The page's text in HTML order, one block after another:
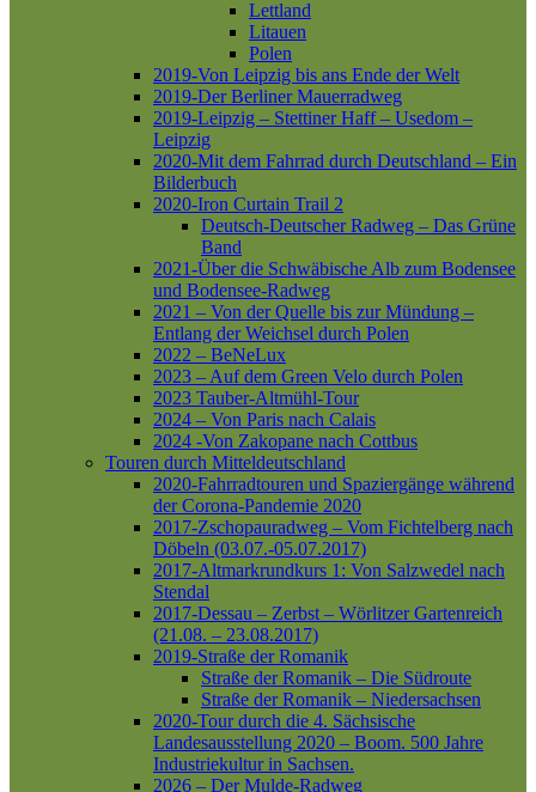
Lettland
Litauen
Polen
2019-Von Leipzig bis ans Ende der Welt
2019-Der Berliner Mauerradweg
2019-Leipzig – Stettiner Haff – Usedom –
Leipzig
2020-Mit dem Fahrrad durch Deutschland – Ein
Bilderbuch
2020-Iron Curtain Trail 2
Deutsch-Deutscher Radweg – Das Grüne
Band
2021-Über die Schwäbische Alb zum Bodensee
und Bodensee-Radweg
2021 – Von der Quelle bis zur Mündung –
Entlang der Weichsel durch Polen
2022 – BeNeLux
2023 – Auf dem Green Velo durch Polen
2023 Tauber-Altmühl-Tour
2024 – Von Paris nach Calais
2024 -Von Zakopane nach Cottbus
Touren durch Mitteldeutschland
2020-Fahrradtouren und Spaziergänge während
der Corona-Pandemie 2020
2017-Zschopauradweg – Vom Fichtelberg nach
Döbeln (03.07.-05.07.2017)
2017-Altmarkrundkurs 1: Von Salzwedel nach
Stendal
2017-Dessau – Zerbst – Wörlitzer Gartenreich
(21.08. – 23.08.2017)
2019-Straße der Romanik
Straße der Romanik – Die Südroute
Straße der Romanik – Niedersachsen
2020-Tour durch die 4. Sächsische
Landesausstellung 2020 – Boom. 500 Jahre
Industriekultur in Sachsen.
2026 – Der Mulde-Radweg